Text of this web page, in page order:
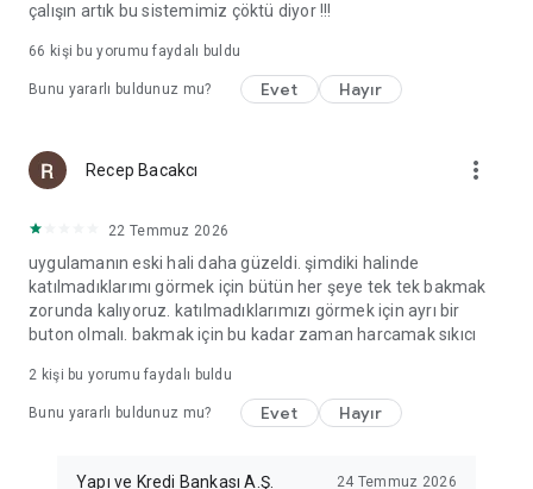
çalışın artık bu sistemimiz çöktü diyor !!!
66 kişi bu yorumu faydalı buldu
Bunu yararlı buldunuz mu? Evet Hayır
Recep Bacakcı more_vert
22 Temmuz 2026
uygulamanın eski hali daha güzeldi. şimdiki halinde
katılmadıklarımı görmek için bütün her şeye tek tek bakmak
zorunda kalıyoruz. katılmadıklarımızı görmek için ayrı bir
buton olmalı. bakmak için bu kadar zaman harcamak sıkıcı
2 kişi bu yorumu faydalı buldu
Bunu yararlı buldunuz mu? Evet Hayır
Yapı ve Kredi Bankası A.Ş. 24 Temmuz 2026